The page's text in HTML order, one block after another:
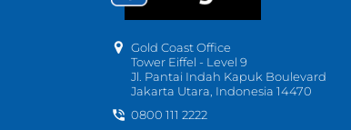
Gold Coast Office
Tower Eiffel - Level 9
Jl. Pantai Indah Kapuk Boulevard
Jakarta Utara, Indonesia 14470
0800 111 2222